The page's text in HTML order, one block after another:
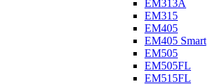
EM313A
EM315
EM405
EM405 Smart
EM505
EM505FL
EM515FL